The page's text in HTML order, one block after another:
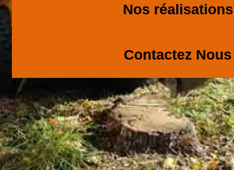
Nos réalisations
Contactez Nous